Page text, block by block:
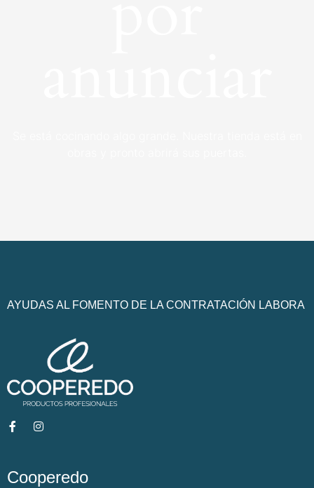
AYUDAS AL FOMENTO DE LA CONTRATACIÓN LABORA
Cooperedo